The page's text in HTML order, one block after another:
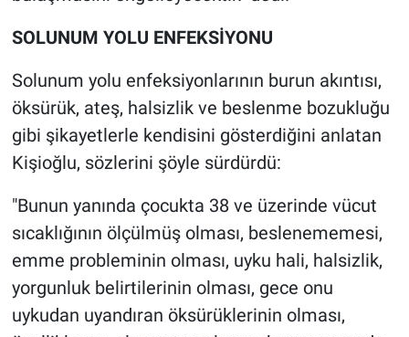
SOLUNUM YOLU ENFEKSİYONU
Solunum yolu enfeksiyonlarının burun akıntısı,
öksürük, ateş, halsizlik ve beslenme bozukluğu
gibi şikayetlerle kendisini gösterdiğini anlatan
Kişioğlu, sözlerini şöyle sürdürdü:
"Bunun yanında çocukta 38 ve üzerinde vücut
sıcaklığının ölçülmüş olması, beslenememesi,
emme probleminin olması, uyku hali, halsizlik,
yorgunluk belirtilerinin olması, gece onu
uykudan uyandıran öksürüklerinin olması,